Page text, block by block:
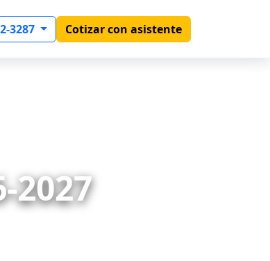
3287 Cotizar con asistente
2027